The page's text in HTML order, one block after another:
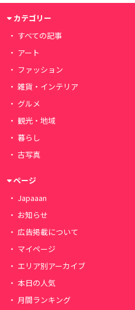
カテゴリー
すべての記事
アート
ファッション
雑貨・インテリア
グルメ
観光・地域
暮らし
古写真
ページ
Japaaan
お知らせ
広告掲載について
マイページ
エリア別アーカイブ
本日の人気
月間ランキング